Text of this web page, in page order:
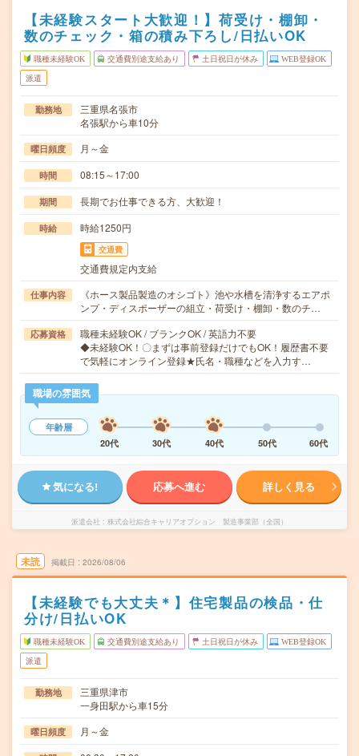
【未経験スタート大歓迎！】荷受け・棚卸・
数のチェック・箱の積み下ろし/日払いOK
職種未経験OK 交通費別途支給あり 土日祝日が休み WEB登録OK
派遣
勤務地
三重県名張市
名張駅から車10分
曜日頻度 月～金
時間 08:15～17:00
期間 長期でお仕事できる方、大歓迎！
時給 時給1250円
交通費
交通費規定内支給
仕事内容
《ホース製品製造のオシゴト》池や水槽を清浄するエアポ
ンプ・ディスポーザーの組立・荷受け・棚卸・数のチ…
応募資格
職種未経験OK / ブランクOK / 英語力不要
◆未経験OK！〇まずは事前登録だけでもOK！履歴書不要
で気軽にオンライン登録★氏名・職種などを入力す…
職場の雰囲気
年齢層
20代
30代 40代 50代 60代
気になる! 応募へ進む 詳しく見る
派遣会社 株式会社綜合キャリアオプション 製造事業部（全国）
未読 掲載日 2026/08/06
【未経験でも大丈夫＊】住宅製品の検品・仕
分け/日払いOK
職種未経験OK 交通費別途支給あり 土日祝日が休み WEB登録OK
派遣
勤務地
三重県津市
一身田駅から車15分
曜日頻度 月～金